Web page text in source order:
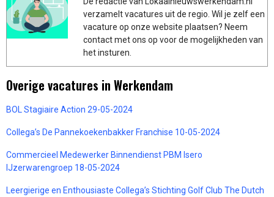
verzamelt vacatures uit de regio. Wil je zelf een
vacature op onze website plaatsen? Neem
contact met ons op voor de mogelijkheden van
het insturen.
Overige vacatures in Werkendam
BOL Stagiaire Action 29-05-2024
Collega’s De Pannekoekenbakker Franchise 10-05-2024
Commercieel Medewerker Binnendienst PBM Isero
IJzerwarengroep 18-05-2024
Leergierige en Enthousiaste Collega’s Stichting Golf Club The Dutch